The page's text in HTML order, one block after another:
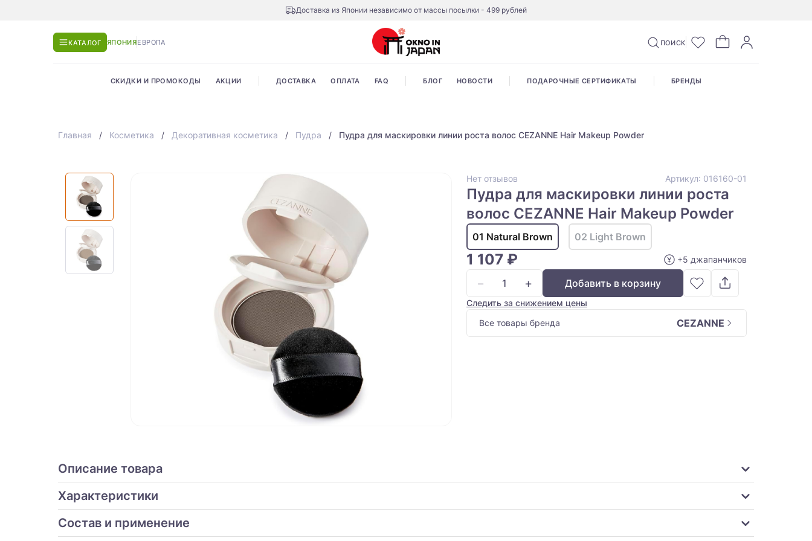
Доставка из Японии независимо от массы посылки - 499 рублей
КАТАЛОГ ЯПОНИЯЕВРОПА ПОИСК
СКИДКИ И ПРОМОКОДЫ АКЦИИ ДОСТАВКА ОПЛАТА FAQ БЛОГ НОВОСТИ ПОДАРОЧНЫЕ СЕРТИФИКАТЫ БРЕНДЫ
Главная Косметика Декоративная косметика Пудра Пудра для маскировки линии роста волос CEZANNE Hair Makeup Powder
Нет отзывов Артикул: 016160-01
Пудра для маскировки линии роста
волос CEZANNE Hair Makeup Powder
01 Natural Brown 02 Light Brown
1 107 ₽ +5 джапанчиков
− + Добавить в корзину
Следить за снижением цены
Все товары бренда
CEZANNE
Описание товара
Характеристики
Состав и применение